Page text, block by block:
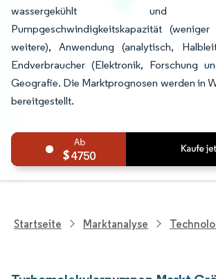
wassergekühlt und
Pumpgeschwindigkeitskapazität
weitere), Anwendung (analytisch,
Endverbraucher (Elektronik, Forschung
Geografie. Die Marktprognosen werden in
bereitgestellt.
4750
Startseite Marktanalyse